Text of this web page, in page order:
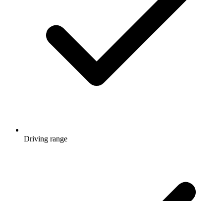
Driving range